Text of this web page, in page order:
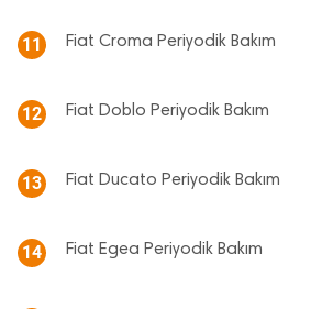
11 Fiat Croma Periyodik Bakım
12 Fiat Doblo Periyodik Bakım
13 Fiat Ducato Periyodik Bakım
14 Fiat Egea Periyodik Bakım